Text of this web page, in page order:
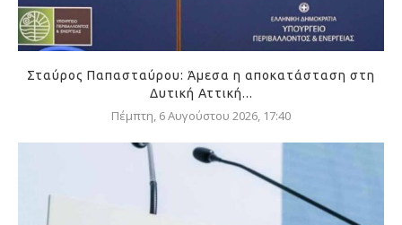
Σταύρος Παπασταύρου: Άμεσα η αποκατάσταση στη
Δυτική Αττική...
Πέμπτη, 6 Αυγούστου 2026, 17:40